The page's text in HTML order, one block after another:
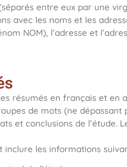
entre eux par une
avec les noms et les
NOM), l’adresse et
résumés en français et en
de mots (ne
et conclusions de
les informations